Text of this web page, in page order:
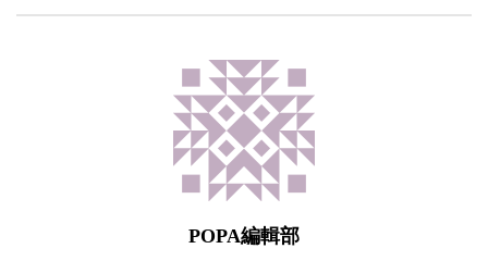
POPA編輯部